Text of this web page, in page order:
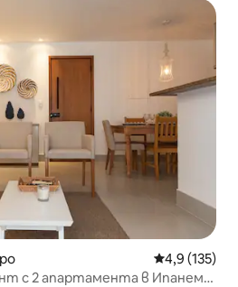
Средна
4,9 (135)
с 2 апартамента в Ипанема